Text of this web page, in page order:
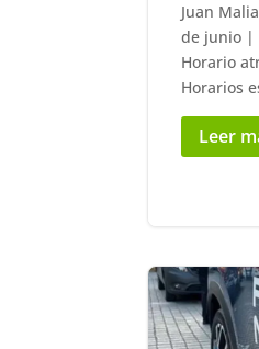
Juan
de junio |
Horario
Horarios
Leer